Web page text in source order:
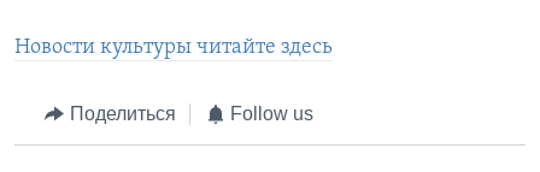
Новости культуры читайте здесь
Поделиться Follow us